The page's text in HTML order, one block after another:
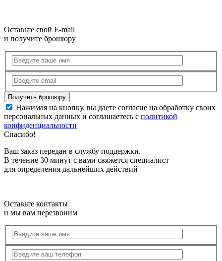
Оставьте свой E-mail
и получите брошюру
Нажимая на кнопку, вы даете согласие на обработку своих
персональных данных и соглашаетесь с политикой
конфиденциальности
Спасибо!
Ваш заказ передан в службу поддержки.
В течение 30 минут с вами свяжется специалист
для определения дальнейших действий
Оставьте контакты
и мы вам перезвоним